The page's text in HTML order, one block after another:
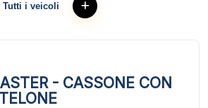
Tutti i veicoli
- CASSONE CON